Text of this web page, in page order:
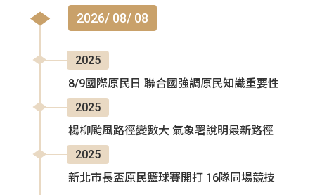
2026/ 08/ 08
2025
8/9國際原民日 聯合國強調原民知識重要性
2025
楊柳颱風路徑變數大 氣象署說明最新路徑
2025
新北市長盃原民籃球賽開打 16隊同場競技